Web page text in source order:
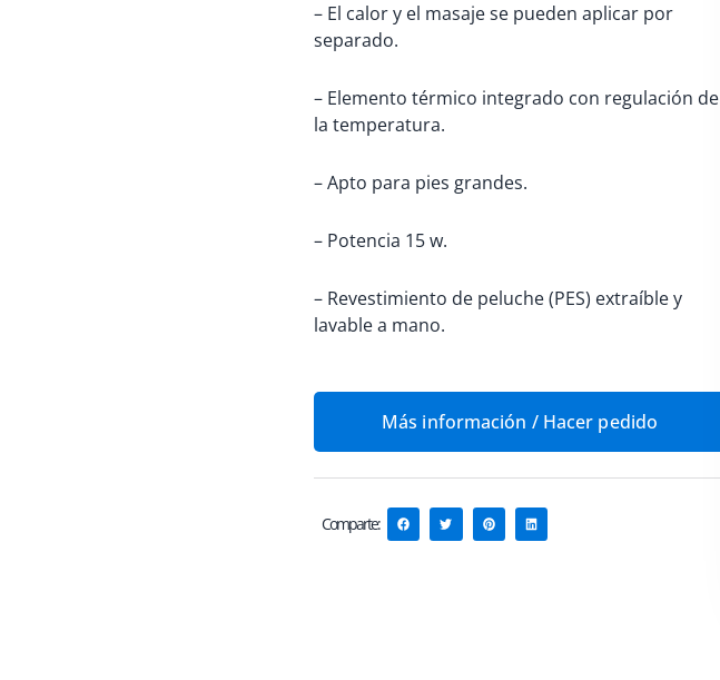
– El calor y el masaje se pueden aplicar por
separado.
– Elemento térmico integrado con regulación de
la temperatura.
– Apto para pies grandes.
– Potencia 15 w.
– Revestimiento de peluche (PES) extraíble y
lavable a mano.
Más información / Hacer pedido
Comparte: